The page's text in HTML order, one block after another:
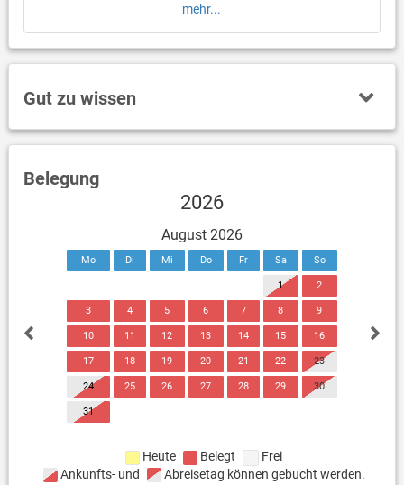
mehr...
Gut zu wissen
Belegung
2026
August 2026
Mo Di Mi Do Fr Sa So
1 2
3 4 5 6 7 8 9
10 11 12 13 14 15 16
17 18 19 20 21 22 23
24 25 26 27 28 29 30
31
Heute Belegt
Frei
Ankunfts- und
Abreisetag können gebucht werden.